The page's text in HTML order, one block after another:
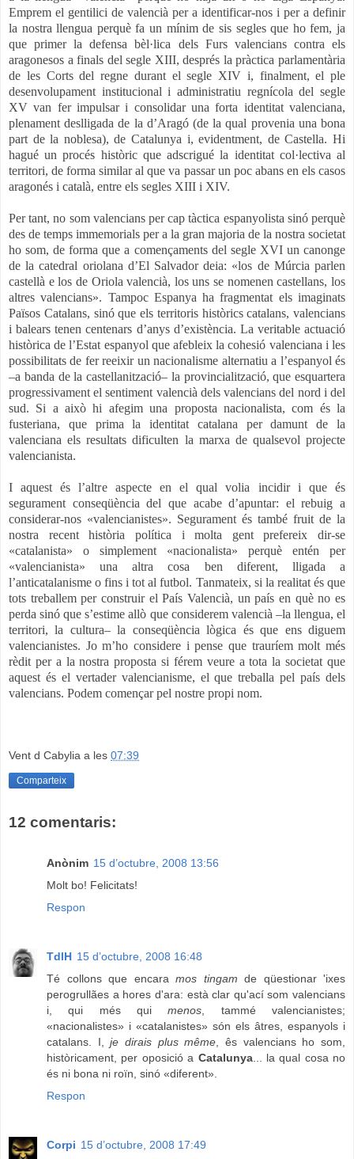
Emprem el gentilici de valencià per a identificar-nos i per a definir
la nostra llengua perquè fa un mínim de sis segles que ho fem, ja
que primer la defensa bèl·lica dels Furs valencians contra els
aragonesos a finals del segle XIII, després la pràctica parlamentària
de les Corts del regne durant el segle XIV i, finalment, el ple
desenvolupament institucional i administratiu regnícola del segle
XV van fer impulsar i consolidar una forta identitat valenciana,
plenament deslligada de la d’Aragó (de la qual provenia una bona
part de la noblesa), de Catalunya i, evidentment, de Castella. Hi
hagué un procés històric que adscrigué la identitat col·lectiva al
territori, de forma similar al que va passar un poc abans en els casos
aragonés i català, entre els segles XIII i XIV.
Per tant, no som valencians per cap tàctica espanyolista sinó perquè
des de temps immemorials per a la gran majoria de la nostra societat
ho som, de forma que a començaments del segle XVI un canonge
de la catedral oriolana d’El Salvador deia: «los de Múrcia parlen
castellà e los de Oriola valencià, los uns se nomenen castellans, los
altres valencians». Tampoc Espanya ha fragmentat els imaginats
Països Catalans, sinó que els territoris històrics catalans, valencians
i balears tenen centenars d’anys d’existència. La veritable actuació
històrica de l’Estat espanyol que afebleix la cohesió valenciana i les
possibilitats de fer reeixir un nacionalisme alternatiu a l’espanyol és
–a banda de la castellanització– la provincialització, que esquartera
progressivament el sentiment valencià dels valencians del nord i del
sud. Si a això hi afegim una proposta nacionalista, com és la
fusteriana, que prima la identitat catalana per damunt de la
valenciana els resultats dificulten la marxa de qualsevol projecte
valencianista.
I aquest és l’altre aspecte en el qual volia incidir i que és
segurament conseqüència del que acabe d’apuntar: el rebuig a
considerar-nos «valencianistes». Segurament és també fruit de la
nostra recent història política i molta gent prefereix dir-se
«catalanista» o simplement «nacionalista» perquè entén per
«valencianista» una altra cosa ben diferent, lligada a
l’anticatalanisme o fins i tot al futbol. Tanmateix, si la realitat és que
tots treballem per construir el País Valencià, un país en què no es
perda sinó que s’estime allò que considerem valencià –la llengua, el
territori, la cultura– la conseqüència lògica és que ens diguem
valencianistes. Jo m’ho considere i pense que trauríem molt més
rèdit per a la nostra proposta si férem veure a tota la societat que
aquest és el vertader valencianisme, el que treballa pel país dels
valencians. Podem començar pel nostre propi nom.
Vent d Cabylia a les 07:39
Comparteix
12 comentaris:
Anònim 15 d’octubre, 2008 13:56
Molt bo! Felicitats!
Respon
TdlH 15 d’octubre, 2008 16:48
Té collons que encara mos tingam de qüestionar 'ixes
perogrullães a hores d'ara: està clar qu'ací som valencians
i, qui més quimenos, tammé valencianistes;
«nacionalistes» i «catalanistes» són els âtres, espanyols i
catalans. I,je dirais plus même, ês valencians ho som,
històricament, per oposició a Catalunya... la qual cosa no
és ni bona ni roïn, sinó «diferent».
Respon
Corpi 15 d’octubre, 2008 17:49